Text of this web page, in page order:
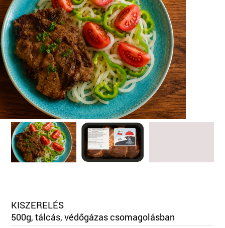
KISZERELÉS
500g, tálcás, védőgázas csomagolásban